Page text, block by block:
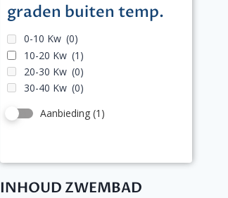
graden buiten temp.
0-10 Kw (0)
10-20 Kw (1)
20-30 Kw (0)
30-40 Kw (0)
Aanbieding (1)
INHOUD ZWEMBAD